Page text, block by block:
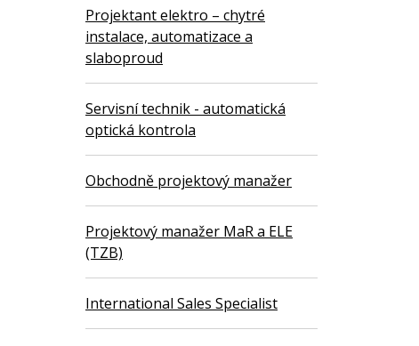
Projektant elektro – chytré
instalace, automatizace a
slaboproud
Servisní technik - automatická
optická kontrola
Obchodně projektový manažer
Projektový manažer MaR a ELE
(TZB)
International Sales Specialist